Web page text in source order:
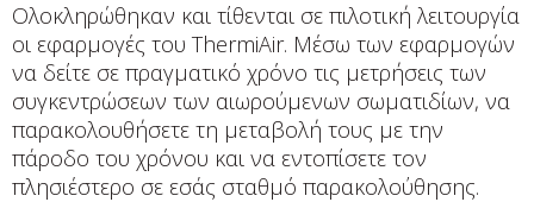
Ολοκληρώθηκαν και τίθενται σε πιλοτική λειτουργία
οι εφαρμογές του ThermiAir. Μέσω των εφαρμογών
να δείτε σε πραγματικό χρόνο τις μετρήσεις των
συγκεντρώσεων των αιωρούμενων σωματιδίων, να
παρακολουθήσετε τη μεταβολή τους με την
πάροδο του χρόνου και να εντοπίσετε τον
πλησιέστερο σε εσάς σταθμό παρακολούθησης.